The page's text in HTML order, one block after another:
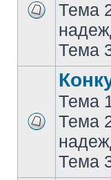
Тема
Тема
Тема
Тема
Тема